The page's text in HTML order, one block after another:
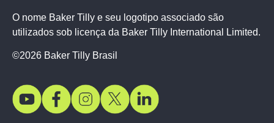
O nome Baker Tilly e seu logotipo associado são
utilizados sob licença da Baker Tilly International Limited.
©2026 Baker Tilly Brasil